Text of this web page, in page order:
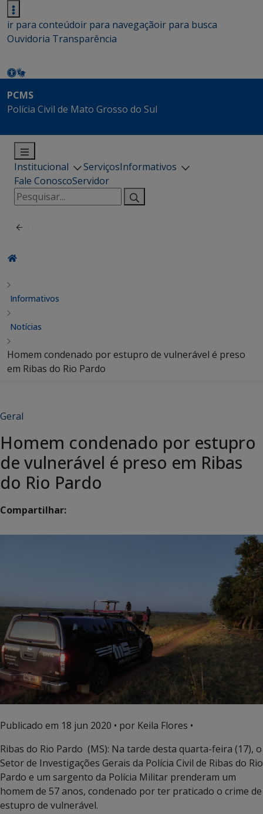
ir para conteúdoir para navegaçãoir para busca
Ouvidoria Transparência
PCMS
Polícia Civil de Mato Grosso do Sul
Institucional ServiçosInformativos
Fale ConoscoServidor
Pesquisar
por:
Informativos
Notícias
Homem condenado por estupro de vulnerável é preso
em Ribas do Rio Pardo
Geral
Homem condenado por estupro
de vulnerável é preso em Ribas
do Rio Pardo
Compartilhar:
Publicado em 18 jun 2020 • por Keila Flores •
Ribas do Rio Pardo (MS): Na tarde desta quarta-feira (17), o
Setor de Investigações Gerais da Polícia Civil de Ribas do Rio
Pardo e um sargento da Polícia Militar prenderam um
homem de 57 anos, condenado por ter praticado o crime de
estupro de vulnerável.